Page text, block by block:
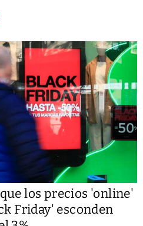
los precios 'online'
Friday' esconden